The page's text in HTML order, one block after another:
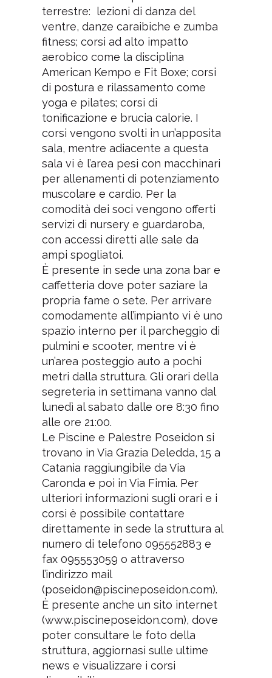
terrestre: lezioni di danza del
ventre, danze caraibiche e zumba
fitness; corsi ad alto impatto
aerobico come la disciplina
American Kempo e Fit Boxe; corsi
di postura e rilassamento come
yoga e pilates; corsi di
tonificazione e brucia calorie. I
corsi vengono svolti in un’apposita
sala, mentre adiacente a questa
sala vi è l’area pesi con macchinari
per allenamenti di potenziamento
muscolare e cardio. Per la
comodità dei soci vengono offerti
servizi di nursery e guardaroba,
con accessi diretti alle sale da
ampi spogliatoi.
È presente in sede una zona bar e
caffetteria dove poter saziare la
propria fame o sete. Per arrivare
comodamente all’impianto vi è uno
spazio interno per il parcheggio di
pulmini e scooter, mentre vi è
un’area posteggio auto a pochi
metri dalla struttura. Gli orari della
segreteria in settimana vanno dal
lunedì al sabato dalle ore 8:30 fino
alle ore 21:00.
Le Piscine e Palestre Poseidon si
trovano in Via Grazia Deledda, 15 a
Catania raggiungibile da Via
Caronda e poi in Via Fimia. Per
ulteriori informazioni sugli orari e i
corsi è possibile contattare
direttamente in sede la struttura al
numero di telefono 095552883 e
fax 095553059 o attraverso
l’indirizzo mail
(poseidon@piscineposeidon.com).
È presente anche un sito internet
(www.piscineposeidon.com), dove
poter consultare le foto della
struttura, aggiornasi sulle ultime
news e visualizzare i corsi